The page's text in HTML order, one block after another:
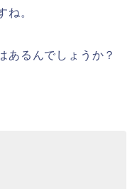
ね。
あるんでしょうか？